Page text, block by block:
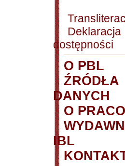
Deklaracja
dostępności
O PBL
ŹRÓDŁA
DANYCH
O
IBL